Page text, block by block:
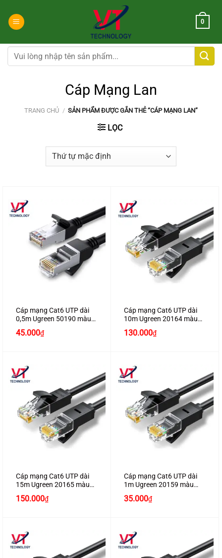
đến
dung
0
Tìm
kiếm:
Cáp Mạng Lan
TRANG CHỦ / SẢN PHẨM ĐƯỢC GẮN THẺ “CÁP MẠNG LAN”
LỌC
Cáp mạng Cat6 UTP dài
0,5m Ugreen 50190 màu
45.000₫
Cáp mạng Cat6 UTP dài
10m Ugreen 20164 màu
130.000₫
Cáp mạng Cat6 UTP dài
15m Ugreen 20165 màu
150.000₫
Cáp mạng Cat6 UTP dài
1m Ugreen 20159 màu
35.000₫